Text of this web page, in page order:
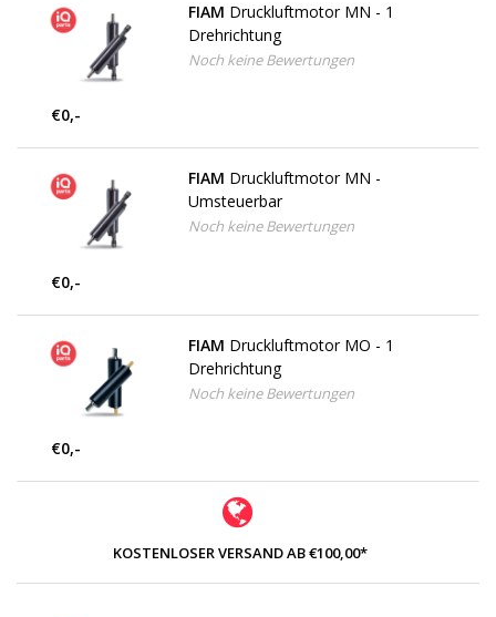
FIAM Druckluftmotor MN - 1
Drehrichtung
Noch keine Bewertungen
€0,-
FIAM Druckluftmotor MN -
Umsteuerbar
Noch keine Bewertungen
€0,-
FIAM Druckluftmotor MO - 1
Drehrichtung
Noch keine Bewertungen
€0,-
KOSTENLOSER VERSAND AB €100,00*